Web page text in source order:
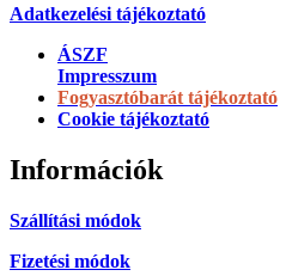
Adatkezelési tájékoztató
ÁSZF
Impresszum
Fogyasztóbarát tájékoztató
Cookie tájékoztató
Információk
Szállítási módok
Fizetési módok